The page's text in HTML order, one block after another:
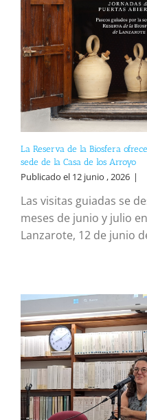
La Reserva de la Biosfera
sede de la Casa de los Arroyo
Publicado el 12 junio , 2026 |
Las visitas guiadas se
meses de junio y julio
Lanzarote, 12 de junio